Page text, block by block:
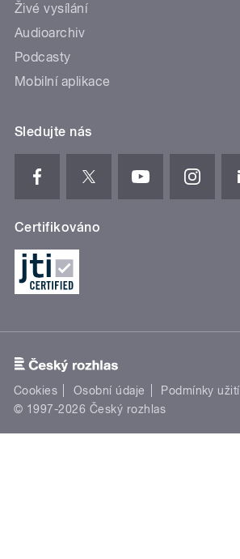
Živé vysílání
Audioarchiv
Podcasty
Mobilní aplikace
Sledujte nás
Certifikováno
Cookies Osobní údaje Podmínky užití
© 1997-2026 Český rozhlas